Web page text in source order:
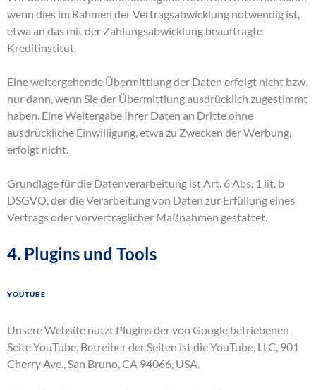
wenn dies im Rahmen der Vertragsabwicklung notwendig ist,
etwa an das mit der Zahlungsabwicklung beauftragte
Kreditinstitut.
Eine weitergehende Übermittlung der Daten erfolgt nicht bzw.
nur dann, wenn Sie der Übermittlung ausdrücklich zugestimmt
haben. Eine Weitergabe Ihrer Daten an Dritte ohne
ausdrückliche Einwilligung, etwa zu Zwecken der Werbung,
erfolgt nicht.
Grundlage für die Datenverarbeitung ist Art. 6 Abs. 1 lit. b
DSGVO, der die Verarbeitung von Daten zur Erfüllung eines
Vertrags oder vorvertraglicher Maßnahmen gestattet.
4. Plugins und Tools
YouTube
Unsere Website nutzt Plugins der von Google betriebenen
Seite YouTube. Betreiber der Seiten ist die YouTube, LLC, 901
Cherry Ave., San Bruno, CA 94066, USA.